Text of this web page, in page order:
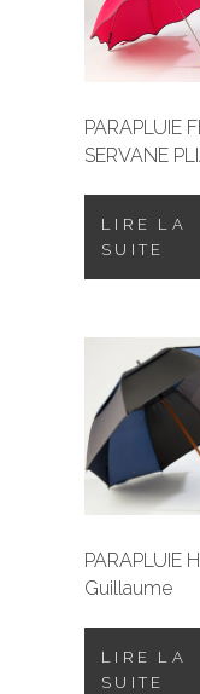
PARAPLUIE
SERVANE
LIRE LA
SUITE
PARAPLUIE
Guillaume
LIRE LA
SUITE